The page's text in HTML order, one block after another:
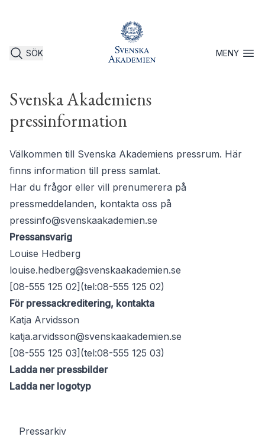
SÖK MENYÖppna
Svenska Akademiens
pressinformation
Välkommen till Svenska Akademiens pressrum. Här
finns information till press samlat.
Har du frågor eller vill prenumerera på
pressmeddelanden, kontakta oss på
pressinfo@svenskaakademien.se
Pressansvarig
Louise Hedberg
louise.hedberg@svenskaakademien.se
[08-555 125 02](tel:08-555 125 02)
För pressackreditering, kontakta
Katja Arvidsson
katja.arvidsson@svenskaakademien.se
[08-555 125 03](tel:08-555 125 03)
Ladda ner pressbilder
Ladda ner logotyp
Pressarkiv